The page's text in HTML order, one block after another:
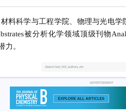
科学与工程学院、物理与光电学
被分析化学领域顶级刊物
力。